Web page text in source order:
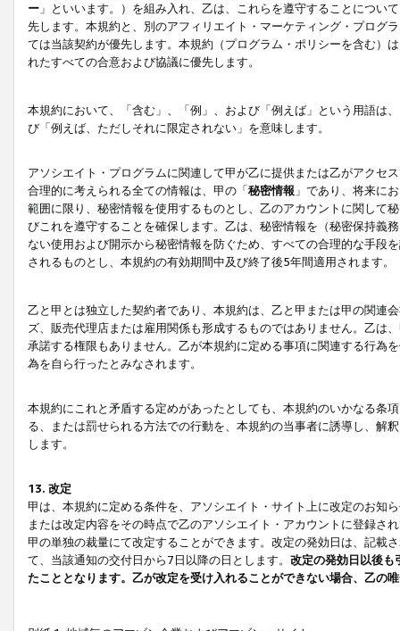
ー 」といいます。）を組み入れ、乙は、これらを遵守することにつ
先します。本規約と、別のアフィリエイト・マーケティング・プログ
ては当該契約が優先します。本規約（プログラム・ポリシーを含む）
れたすべての合意および協議に優先します。
本規約において、「含む」、「例」、および「例えば」という用語は
び「例えば、ただしそれに限定されない」を意味します。
アソシエイト・プログラムに関連して甲が乙に提供または乙がアクセ
合理的に考えられる全ての情報は、甲の「秘密情報 」であり、将来に
範囲に限り、秘密情報を使用するものとし、乙のアカウントに関して
びこれを遵守することを確保します。乙は、秘密情報を（秘密保持義
ない使用および開示から秘密情報を防ぐため、すべての合理的な手段
されるものとし、本規約の有効期間中及び終了後5年間適用されます。
乙と甲とは独立した契約者であり、本規約は、乙と甲または甲の関連
ズ、販売代理店または雇用関係も形成するものではありません。乙は
承諾する権限もありません。乙が本規約に定める事項に関連する行為
為を自ら行ったとみなされます。
本規約にこれと矛盾する定めがあったとしても、本規約のいかなる条
る、または罰せられる方法での行動を、本規約の当事者に誘導し、解
します。
13. 改定
甲は、本規約に定める条件を、アソシエイト・サイト上に改定のお知
または改定内容をその時点で乙のアソシエイト・アカウントに登録さ
甲の単独の裁量にて改定することができます。改定の発効日は、記載
て、当該通知の交付日から7日以降の日とします。 改定の発効日以後も
たこととなります。乙が改定を受け入れることができない場合、乙の